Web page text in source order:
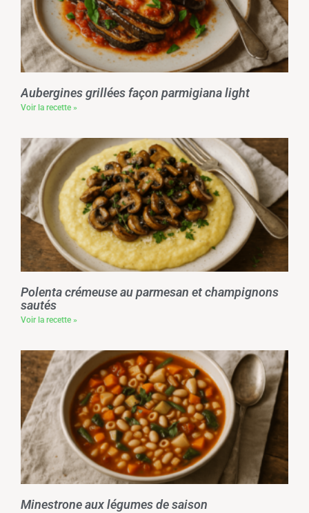
Aubergines grillées façon parmigiana light
Voir la recette »
Polenta crémeuse au parmesan et champignons
sautés
Voir la recette »
Minestrone aux légumes de saison